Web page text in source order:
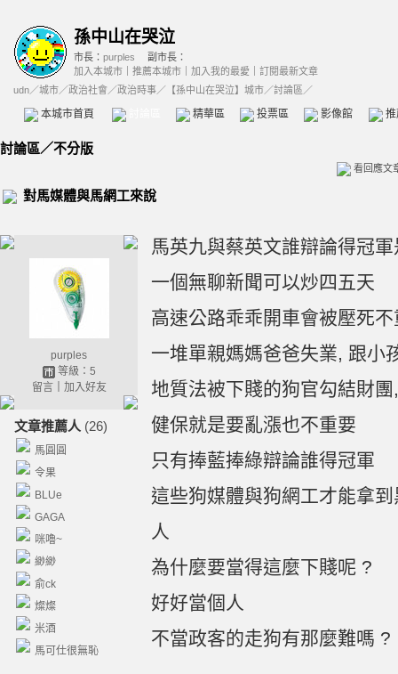
孫中山在哭泣
市長： purples
副市長：
加入本城市
推薦本城市 加入我的最愛
訂閱最新文章
udn／城市／政治社會／政治時事／ 【孫中山在哭泣】城市／討論區／
本城市首頁 精華區 投票區 影像館
討論區／不分版
看回應文
對馬媒體與馬網工來說
purples
等級：5
留言｜ 加入好友
文章推薦人 (26)
馬圓圓
令果
BLUe
GAGA
咪嚕~
緲緲
俞ck
燦燦
米酒
馬可仕很無恥
馬英九與蔡英文誰辯論得冠
一個無聊新聞可以炒四五天
高速公路乖乖開車會被壓死不
一堆單親媽媽爸爸失業, 跟小
地質法被下賤的狗官勾結財
健保就是要亂漲也不重要
只有捧藍捧綠辯論誰得冠軍
這些狗媒體與狗網工才能拿到
人
為什麼要當得這麼下賤呢 ?
好好當個人
不當政客的走狗有那麼難嗎 ?